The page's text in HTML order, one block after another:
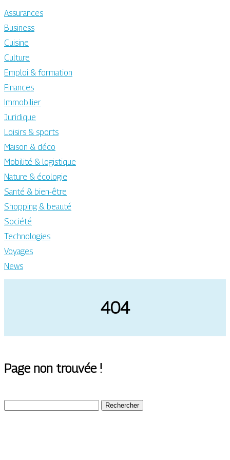
Assurances
Business
Cuisine
Culture
Emploi & formation
Finances
Immobilier
Juridique
Loisirs & sports
Maison & déco
Mobilité & logistique
Nature & écologie
Santé & bien-être
Shopping & beauté
Société
Technologies
Voyages
News
404
Page non trouvée !